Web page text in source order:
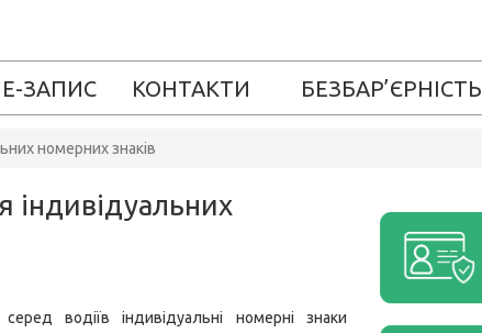
Е-ЗАПИС КОНТАКТИ БЕЗБАР’ЄРНІСТЬ
номерних знаків
індивідуальних
водіїв індивідуальні номерні знаки